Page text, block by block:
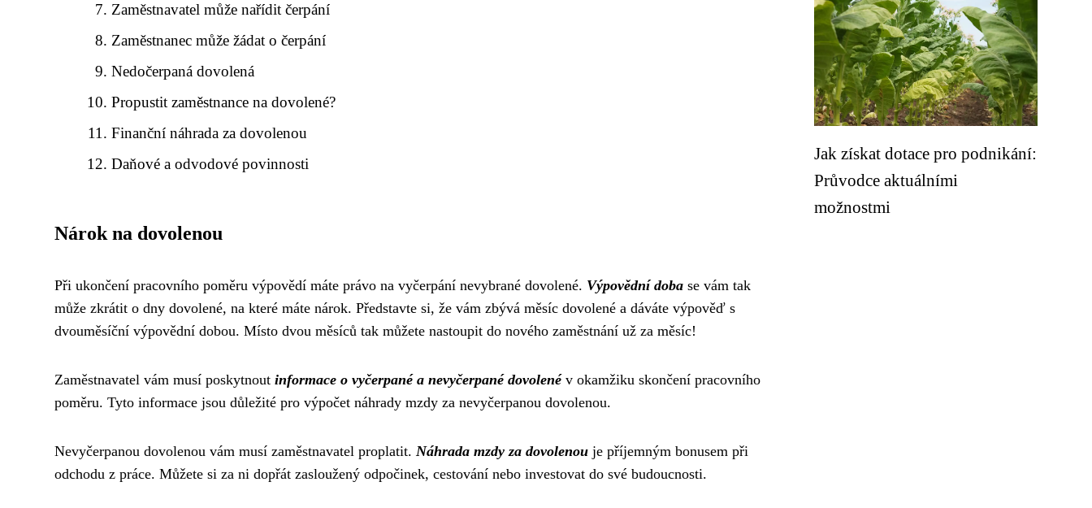
Zaměstnavatel může nařídit čerpání
Zaměstnanec může žádat o čerpání
Nedočerpaná dovolená
Propustit zaměstnance na dovolené?
Finanční náhrada za dovolenou
Daňové a odvodové povinnosti
Nárok na dovolenou
Při ukončení pracovního poměru výpovědí máte právo na vyčerpání nevybrané dovolené. Výpovědní doba se vám tak
může zkrátit o dny dovolené, na které máte nárok. Představte si, že vám zbývá měsíc dovolené a dáváte výpověď s
dvouměsíční výpovědní dobou. Místo dvou měsíců tak můžete nastoupit do nového zaměstnání už za měsíc!
Zaměstnavatel vám musí poskytnout informace o vyčerpané a nevyčerpané dovolenév okamžiku skončení pracovního
poměru. Tyto informace jsou důležité pro výpočet náhrady mzdy za nevyčerpanou dovolenou.
Nevyčerpanou dovolenou vám musí zaměstnavatel proplatit. Náhrada mzdy za dovolenou je příjemným bonusem při
odchodu z práce. Můžete si za ni dopřát zasloužený odpočinek, cestování nebo investovat do své budoucnosti.
Jak získat dotace pro podnikání:
Průvodce aktuálními
možnostmi